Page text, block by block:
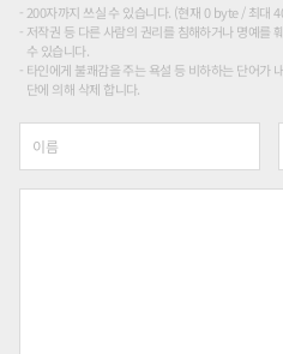
200자까지 쓰실 수 있습니다. (현재 0 byte / 최대
저작권 등 다른 사람의 권리를 침해하거나 명예를
수 있습니다.
타인에게 불쾌감을 주는 욕설 등 비하하는 단어가
단에 의해 삭제 합니다.